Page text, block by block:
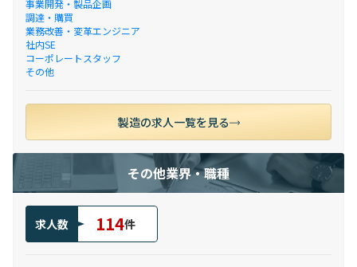
事業開発・製品企画
調達・購買
業務改善・変革エンジニア
社内SE
コーポレートスタッフ
その他
製造の求人一覧を見る
その他業界・職種
求人数 114件